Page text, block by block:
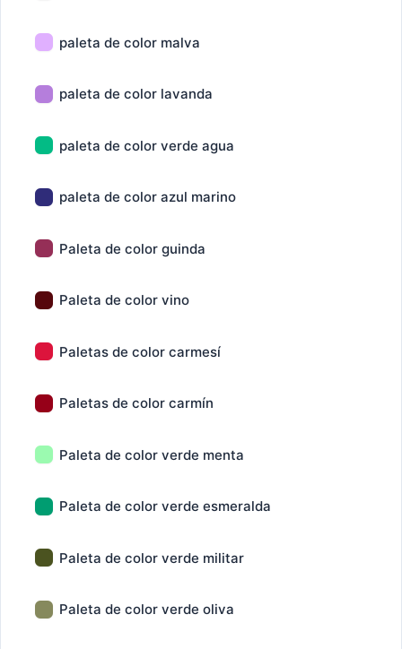
paleta de color malva
paleta de color lavanda
paleta de color verde agua
paleta de color azul marino
Paleta de color guinda
Paleta de color vino
Paletas de color carmesí
Paletas de color carmín
Paleta de color verde menta
Paleta de color verde esmeralda
Paleta de color verde militar
Paleta de color verde oliva